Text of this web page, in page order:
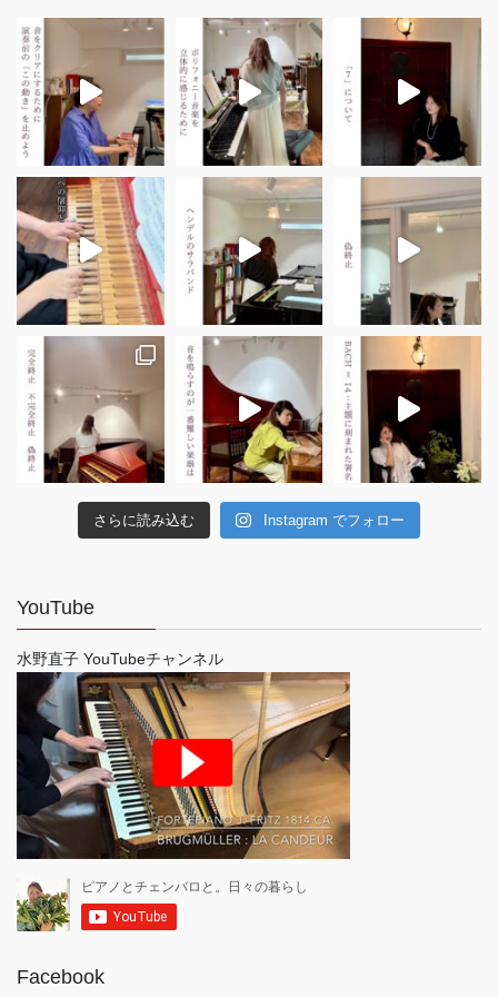
さらに読み込む Instagram でフォロー
YouTube
水野直子 YouTubeチャンネル
Facebook